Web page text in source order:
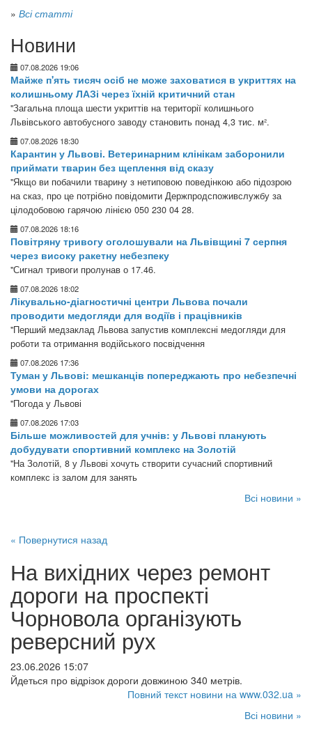
» Всі статті
Новини
07.08.2026 19:06
Майже п'ять тисяч осіб не може заховатися в укриттях на
колишньому ЛАЗі через їхній критичний стан
"Загальна площа шести укриттів на території колишнього
Львівського автобусного заводу становить понад 4,3 тис. м².
07.08.2026 18:30
Карантин у Львові. Ветеринарним клінікам заборонили
приймати тварин без щеплення від сказу
"Якщо ви побачили тварину з нетиповою поведінкою або підозрою
на сказ, про це потрібно повідомити Держпродспоживслужбу за
цілодобовою гарячою лінією 050 230 04 28.
07.08.2026 18:16
Повітряну тривогу оголошували на Львівщині 7 серпня
через високу ракетну небезпеку
"Сигнал тривоги пролунав о 17.46.
07.08.2026 18:02
Лікувально-діагностичні центри Львова почали
проводити медогляди для водіїв і працівників
"Перший медзаклад Львова запустив комплексні медогляди для
роботи та отримання водійського посвідчення
07.08.2026 17:36
Туман у Львові: мешканців попереджають про небезпечні
умови на дорогах
"Погода у Львові
07.08.2026 17:03
Більше можливостей для учнів: у Львові планують
добудувати спортивний комплекс на Золотій
"На Золотій, 8 у Львові хочуть створити сучасний спортивний
комплекс із залом для занять
Всі новини »
« Повернутися назад
На вихідних через ремонт
дороги на проспекті
Чорновола організують
реверсний рух
23.06.2026 15:07
Йдеться про відрізок дороги довжиною 340 метрів.
Повний текст новини на www.032.ua »
Всі новини »